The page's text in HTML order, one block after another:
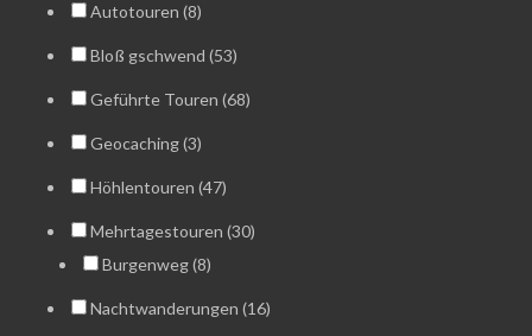
Autotouren (8)
Bloß gschwend (53)
Geführte Touren (68)
Geocaching (3)
Höhlentouren (47)
Mehrtagestouren (30)
Burgenweg (8)
Nachtwanderungen (16)